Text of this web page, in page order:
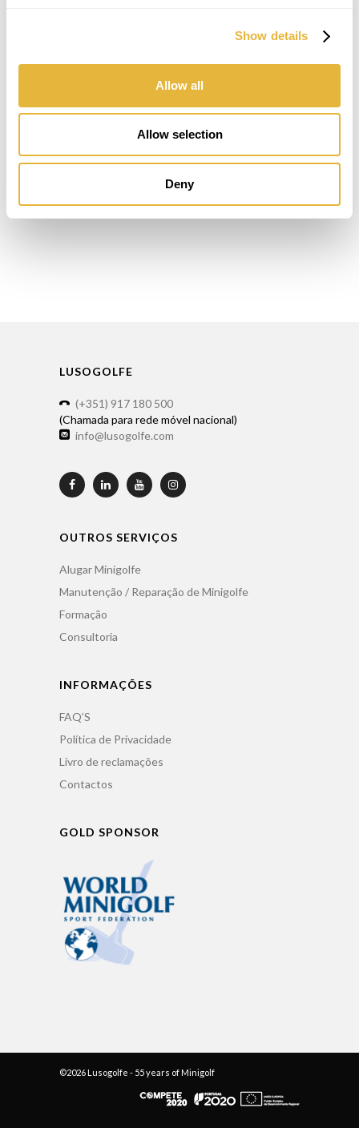
Show details
Allow all
Allow selection
Deny
LUSOGOLFE
(+351) 917 180 500
(Chamada para rede móvel nacional)
info@lusogolfe.com
OUTROS SERVIÇOS
Alugar Minigolfe
Manutenção / Reparação de Minigolfe
Formação
Consultoria
INFORMAÇÕES
FAQ’S
Política de Privacidade
Livro de reclamações
Contactos
GOLD SPONSOR
©2026 Lusogolfe - 55 years of Minigolf